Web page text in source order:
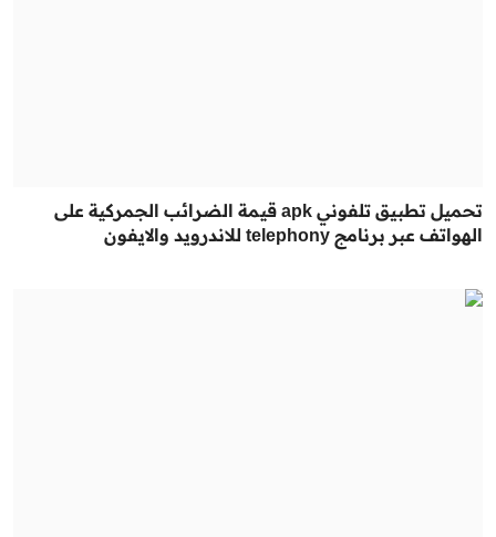
تحميل تطبيق تلفوني apk قيمة الضرائب الجمركية على
الهواتف عبر برنامج telephony للاندرويد والايفون